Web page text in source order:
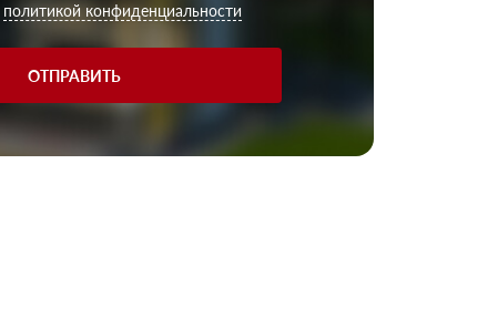
политикой конфиденциальности
ОТПРАВИТЬ